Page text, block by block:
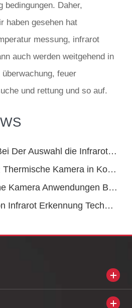
bedingungen. Daher,
haben gesehen hat
messung, infrarot
auch werden weitgehend in
feuer
und rettung und so auf.
die Infrarot Kamera Detektor
Kamera in Kohle Bergbau
Anwendungen Bereichen Sind
und die Klassifizierung von Infrarot Thermische Imaging Kameras